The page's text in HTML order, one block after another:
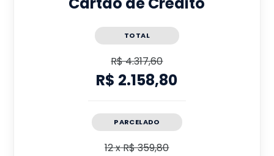
TOTAL
R$ 4.317,60
R$ 2.158,80
PARCELADO
12xR$ 359,80